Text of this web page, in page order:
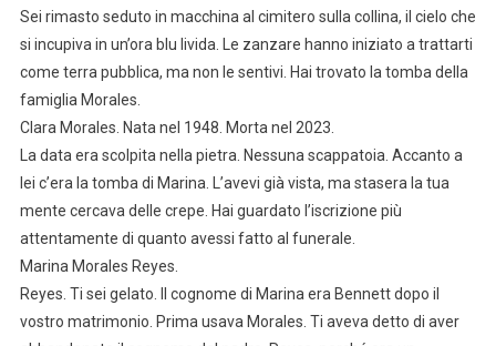
Sei rimasto seduto in macchina al cimitero sulla collina, il cielo che
si incupiva in un’ora blu livida. Le zanzare hanno iniziato a trattarti
come terra pubblica, ma non le sentivi. Hai trovato la tomba della
famiglia Morales.
Clara Morales. Nata nel 1948. Morta nel 2023.
La data era scolpita nella pietra. Nessuna scappatoia. Accanto a
lei c’era la tomba di Marina. L’avevi già vista, ma stasera la tua
mente cercava delle crepe. Hai guardato l’iscrizione più
attentamente di quanto avessi fatto al funerale.
Marina Morales Reyes.
Reyes. Ti sei gelato. Il cognome di Marina era Bennett dopo il
vostro matrimonio. Prima usava Morales. Ti aveva detto di aver